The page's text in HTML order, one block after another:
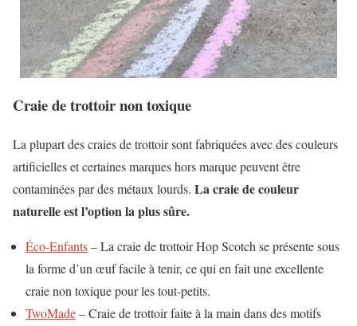
Craie de trottoir non toxique
La plupart des craies de trottoir sont fabriquées avec des couleurs
artificielles et certaines marques hors marque peuvent être
contaminées par des métaux lourds. La craie de couleur
naturelle est l’option la plus sûre.
Éco-Enfants– La craie de trottoir Hop Scotch se présente sous
la forme d’un œuf facile à tenir, ce qui en fait une excellente
craie non toxique pour les tout-petits.
TwoMade– Craie de trottoir faite à la main dans des motifs